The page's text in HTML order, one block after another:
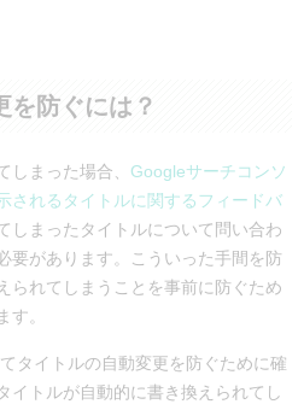
を防ぐには？
しまった場合、 Googleサーチコンソ
されるタイトルに関するフィードバ
しまったタイトルについて問い合わ
要があります。こういった手間を防
られてしまうことを事前に防ぐため
す。
タイトルの自動変更を防ぐために確
イトルが自動的に書き換えられてし